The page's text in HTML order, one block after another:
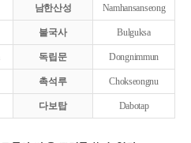
남한산성 Namhansanseong
불국사 Bulguksa
독립문 Dongnimmun
촉석루 Chokseongnu
다보탑 Dabotap